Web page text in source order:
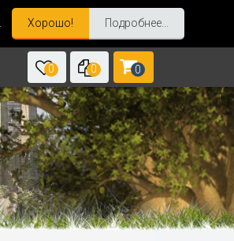
Хорошо! Подробнее...
0 0 0